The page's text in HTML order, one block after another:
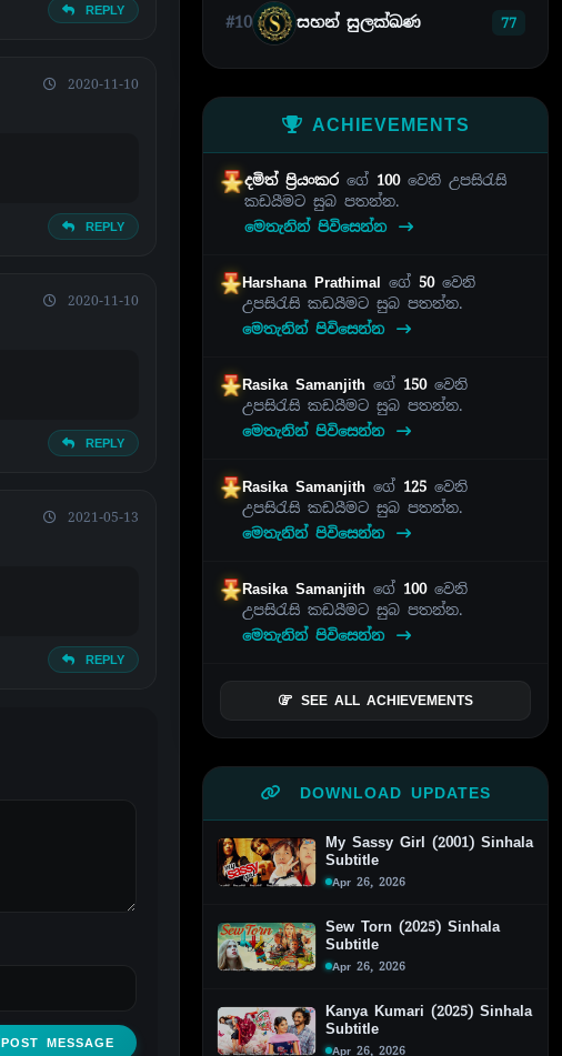
REPLY
2020-11-10
REPLY
2020-11-10
REPLY
2021-05-13
REPLY
POST MESSAGE
#10 සහන් සුලක්ඛණ 77
ACHIEVEMENTS
දමිත් ප්‍රියංකර ගේ 100වෙනි උපසිරැසි
කඩයීමට සුබ පතන්න.
මෙතැනින් පිවිසෙන්න
Harshana Prathimal ගේ 50වෙනි
උපසිරැසි කඩයීමට සුබ පතන්න.
මෙතැනින් පිවිසෙන්න
Rasika Samanjithගේ 150වෙනි
උපසිරැසි කඩයීමට සුබ පතන්න.
මෙතැනින් පිවිසෙන්න
Rasika Samanjithගේ 125 වෙනි
උපසිරැසි කඩයීමට සුබ පතන්න.
මෙතැනින් පිවිසෙන්න
Rasika Samanjithගේ 100වෙනි
උපසිරැසි කඩයීමට සුබ පතන්න.
මෙතැනින් පිවිසෙන්න
SEE ALL ACHIEVEMENTS
DOWNLOAD UPDATES
My Sassy Girl (2001) Sinhala
Subtitle
Apr 26, 2026
Sew Torn (2025) Sinhala
Subtitle
Apr 26, 2026
Kanya Kumari (2025) Sinhala
Subtitle
Apr 26, 2026